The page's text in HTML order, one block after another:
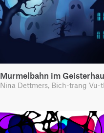
Murmelbahn im
Nina Dettmers, Bich-trang Vu-